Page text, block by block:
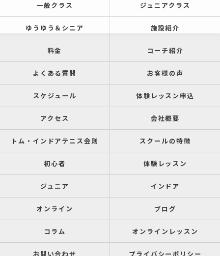
一般クラス ジュニアクラス
ゆうゆう＆シニア 施設紹介
料金 コーチ紹介
よくある質問 お客様の声
スケジュール 体験レッスン申込
アクセス 会社概要
トム・インドアテニス会則 スクールの特徴
初心者 体験レッスン
ジュニア インドア
オンライン ブログ
コラム オンラインレッスン
お問い合わせ プライバシーポリシー